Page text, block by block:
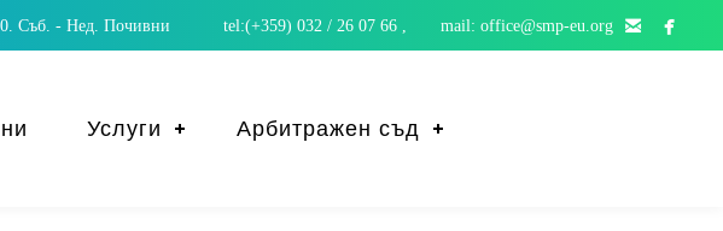
Съб. - Нед. Почивни tel:(+359) 032 / 26 07 66 , mail: office@smp-eu.org  
Услуги Арбитражен съд